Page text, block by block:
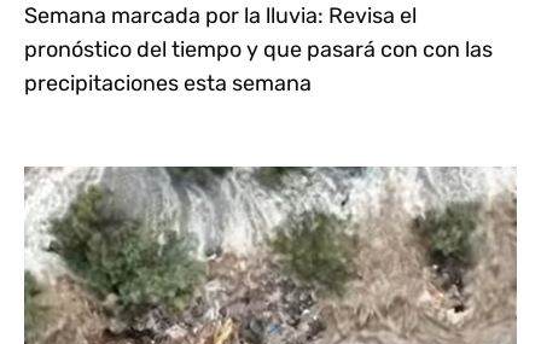
Semana marcada por la lluvia: Revisa el
pronóstico del tiempo y que pasará con con las
precipitaciones esta semana